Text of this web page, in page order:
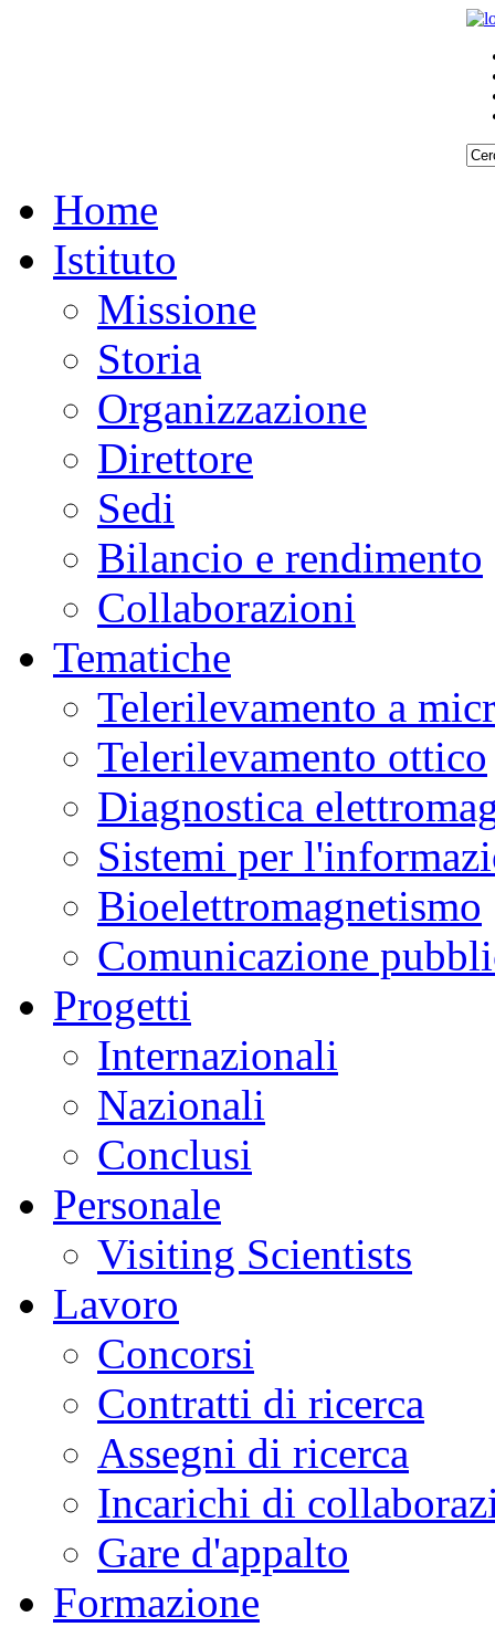
Home
Istituto
Missione
Storia
Organizzazione
Direttore
Sedi
Bilancio e rendimento
Collaborazioni
Tematiche
Telerilevamento a
Telerilevamento ottico
Diagnostica
Sistemi per
Bioelettromagnetismo
Comunicazione
Progetti
Internazionali
Nazionali
Conclusi
Personale
Visiting Scientists
Lavoro
Concorsi
Contratti di ricerca
Assegni di ricerca
Incarichi di
Gare d'appalto
Formazione